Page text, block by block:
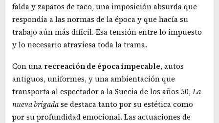
falda y zapatos de taco, una imposición absurda que
respondía a las normas de la época y que hacía su
trabajo aún más difícil. Esa tensión entre lo impuesto
y lo necesario atraviesa toda la trama.
Con una recreación de época impecable, autos
antiguos, uniformes, y una ambientación que
transporta al espectador a la Suecia de los años 50,La
nueva brigadase destaca tanto por su estética como
por su profundidad emocional. Las actuaciones de